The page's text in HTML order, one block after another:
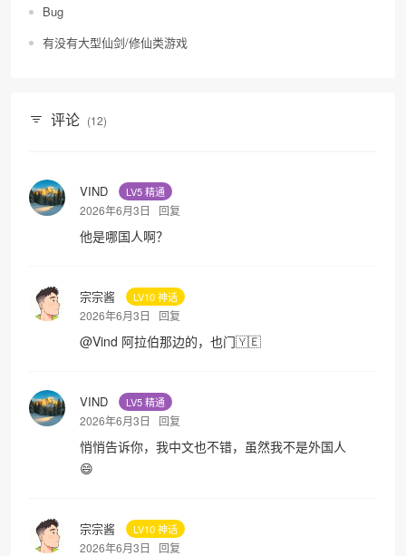
Bug
有没有大型仙剑/修仙类游戏
评论 (12)
VIND LV5 精通
2026年6月3日 回复
他是哪国人啊？
宗宗酱 LV10 神话
2026年6月3日 回复
@Vind 阿拉伯那边的，也门🇾🇪
VIND LV5 精通
2026年6月3日 回复
悄悄告诉你，我中文也不错，虽然我不是外国人
😄
宗宗酱 LV10 神话
2026年6月3日 回复